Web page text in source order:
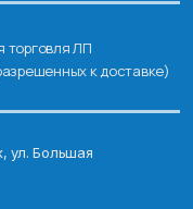
торговля ЛП
к доставке)
ул. Большая